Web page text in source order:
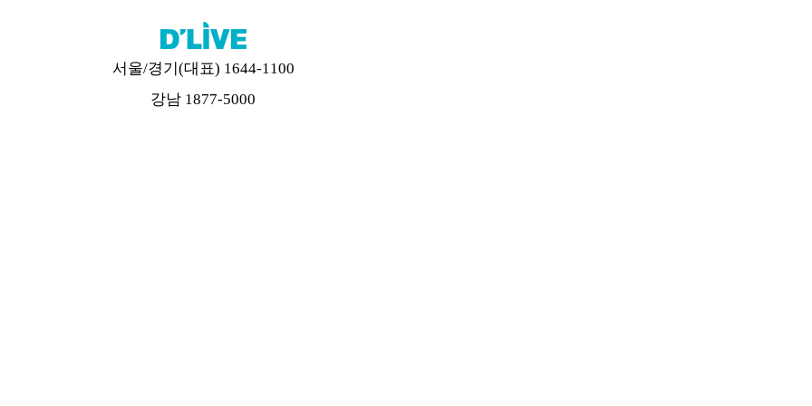
서울/경기(대표) 1644-1100
강남 1877-5000